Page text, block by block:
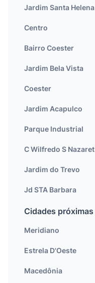
Jardim Santa Helena
Centro
Bairro Coester
Jardim Bela Vista
Coester
Jardim Acapulco
Parque Industrial
C Wilfredo S Nazaret
Jardim do Trevo
Jd STA Barbara
Cidades próximas
Meridiano
Estrela D'Oeste
Macedônia